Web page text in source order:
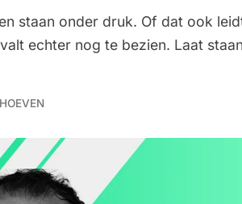
staan onder druk. Of dat ook
echter nog te bezien. Laat